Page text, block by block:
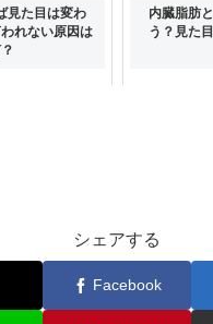
顔痩せし
ッサージ
見た目は変わ
れない原因は
内臓脂肪
う？見た
シェアする
Facebook